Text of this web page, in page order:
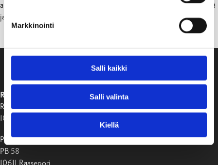
Markkinointi
Salli kaikki
Salli valinta
Kiellä
aiheutuvia häiriöitä ja kiittää asukkaita ja vierailijoita kärsivällisyydestä
ja ymmärryksestä rakennustöiden aikana.
RAASEPORIN KAUPUNKI
Raaseporintie 37
10650 Tammisaari
Postiosoite:
PB 58
10611 Raasepori